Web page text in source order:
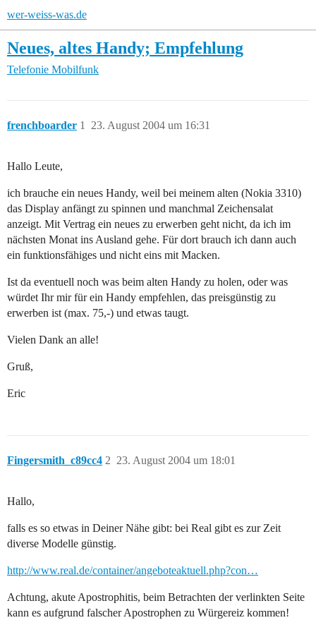
wer-weiss-was.de
Neues, altes Handy; Empfehlung
Telefonie Mobilfunk
frenchboarder 23. August 2004 um 16:31
1
Hallo Leute,
ich brauche ein neues Handy, weil bei meinem alten (Nokia 3310)
das Display anfängt zu spinnen und manchmal Zeichensalat
anzeigt. Mit Vertrag ein neues zu erwerben geht nicht, da ich im
nächsten Monat ins Ausland gehe. Für dort brauch ich dann auch
ein funktionsfähiges und nicht eins mit Macken.
Ist da eventuell noch was beim alten Handy zu holen, oder was
würdet Ihr mir für ein Handy empfehlen, das preisgünstig zu
erwerben ist (max. 75,-) und etwas taugt.
Vielen Dank an alle!
Gruß,
Eric
Fingersmith_c89cc4 23. August 2004 um 18:01
2
Hallo,
falls es so etwas in Deiner Nähe gibt: bei Real gibt es zur Zeit
diverse Modelle günstig.
http://www.real.de/container/angeboteaktuell.php?con…
Achtung, akute Apostrophitis, beim Betrachten der verlinkten Seite
kann es aufgrund falscher Apostrophen zu Würgereiz kommen!